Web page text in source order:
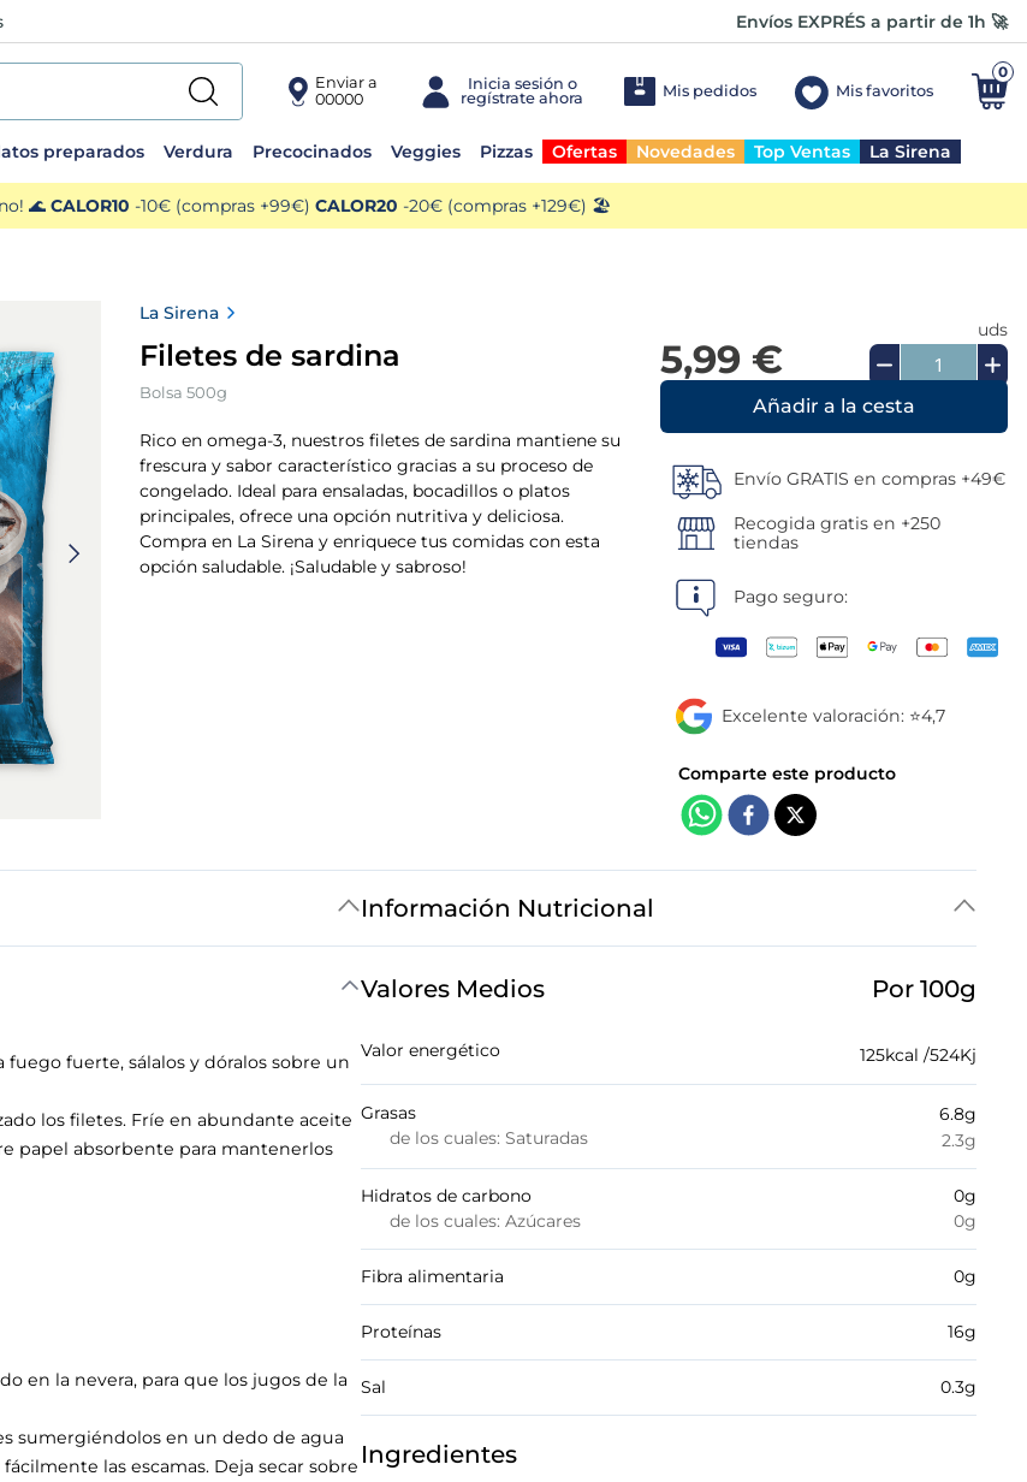
Envíos EXPRÉS a partir de 1h 🚀
Enviar a
00000
Mis pedidos Mis favoritos
0
preparados Verdura Precocinados Veggies Pizzas Ofertas Novedades Top Ventas La Sirena
🌊 CALOR10 -10€ (compras +99€) CALOR20 -20€ (compras +129€) 🏖️
La Sirena
Filetes de sardina
Bolsa 500g
Rico en omega-3, nuestros filetes de sardina mantiene su
frescura y sabor característico gracias a su proceso de
congelado. Ideal para ensaladas, bocadillos o platos
principales, ofrece una opción nutritiva y deliciosa.
Compra en La Sirena y enriquece tus comidas con esta
opción saludable. ¡Saludable y sabroso!
5,99 €
uds
Añadir a la cesta
Envío GRATIS en compras +49€
Recogida gratis en +250
tiendas
Pago seguro:
Excelente valoración: ⭐4,7
fuerte, sálalos y dóralos sobre un
los filetes. Fríe en abundante aceite
papel absorbente para mantenerlos
en la nevera, para que los jugos de la
sumergiéndolos en un dedo de agua
las escamas. Deja secar sobre
Información Nutricional
Valores Medios Por 100g
Valor energético 125kcal /524Kj
Grasas
de los cuales: Saturadas
6.8g
2.3g
Hidratos de carbono
de los cuales: Azúcares
0g
0g
Fibra alimentaria 0g
Proteínas 16g
Sal 0.3g
Ingredientes